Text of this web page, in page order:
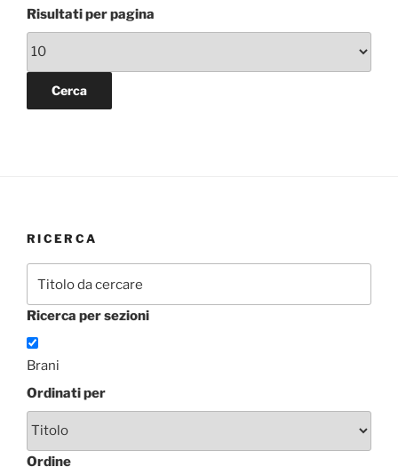
Risultati per pagina
RICERCA
Ricerca per sezioni
Brani
Ordinati per
Ordine